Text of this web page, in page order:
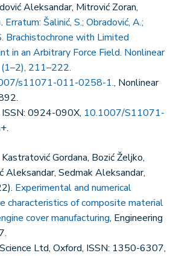
Aleksandar, Mitrović Zoran,
Erratum: Šalinić, S.; Obradović, A.;
Brachistochrone with Limited
in an Arbitrary Force Field. Nonlinear
211–222.
s11071-011-0258-1., Nonlinear
ISSN: 0924-090X, 10.1007/S11071-
Gordana, Bozić Željko,
Aleksandar, Sedmak Aleksandar,
Experimental and numerical
characteristics of composite material
cover manufacturing, Engineering
Ltd, Oxford, ISSN: 1350-6307,